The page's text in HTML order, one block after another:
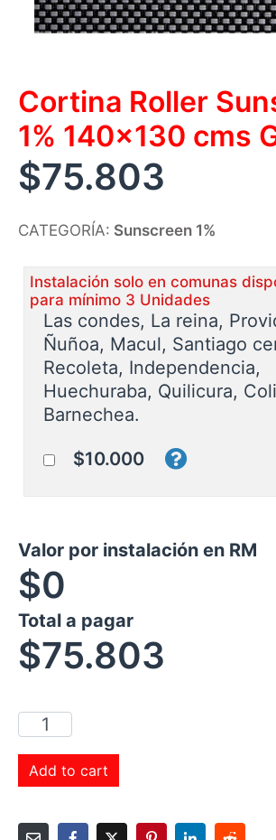
Cortina Roller
1% 140×130 cms
$75.803
CATEGORÍA: Sunscreen 1%
Instalación solo en comunas
para mínimo 3 Unidades
Las condes, La reina,
Ñuñoa, Macul, Santiago
Recoleta, Independencia,
Huechuraba, Quilicura,
Barnechea.
$10.000
Valor por instalación en RM
$0
Total a pagar
$75.803
Add to cart